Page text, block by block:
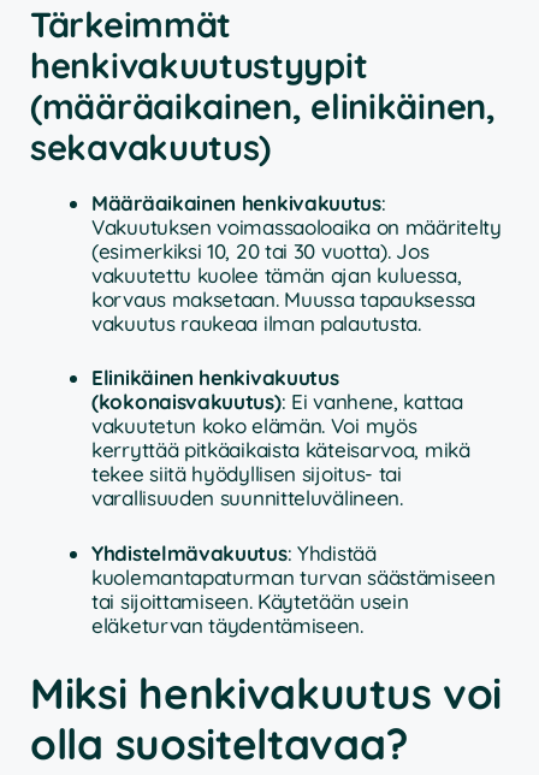
Tärkeimmät
henkivakuutustyypit
(määräaikainen, elinikäinen,
sekavakuutus)
Määräaikainen henkivakuutus:
Vakuutuksen voimassaoloaika on määritelty
(esimerkiksi 10, 20 tai 30 vuotta). Jos
vakuutettu kuolee tämän ajan kuluessa,
korvaus maksetaan. Muussa tapauksessa
vakuutus raukeaa ilman palautusta.
Elinikäinen henkivakuutus
(kokonaisvakuutus): Ei vanhene, kattaa
vakuutetun koko elämän. Voi myös
kerryttää pitkäaikaista käteisarvoa, mikä
tekee siitä hyödyllisen sijoitus- tai
varallisuuden suunnitteluvälineen.
Yhdistelmävakuutus: Yhdistää
kuolemantapaturman turvan säästämiseen
tai sijoittamiseen. Käytetään usein
eläketurvan täydentämiseen.
Miksi henkivakuutus voi
olla suositeltavaa?